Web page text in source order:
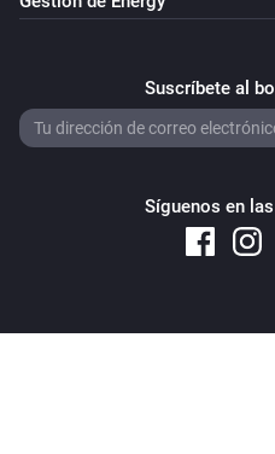
Suscríbete al
Síguenos en